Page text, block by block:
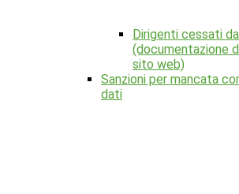
Dirigenti cessati
(documentazione
sito web)
Sanzioni per mancata
dati